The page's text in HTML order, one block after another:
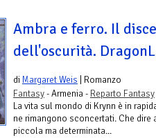
Ambra e ferro. Il
dell'oscurità.
di Margaret Weis | Romanzo
Fantasy- Armenia - Reparto Fantasy
La vita sul mondo di Krynn è in
ne rimangono sconcertati. Che dire
piccola ma determinata...